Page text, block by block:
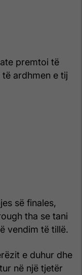
premtoi të
ardhmen e tij
së finales,
tha se tani
vendim të tillë.
e duhur dhe
në një tjetër